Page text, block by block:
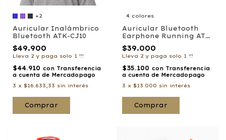
+2
Auricular Inalámbrico
Bluetooth ATK-CJ10
$49.900
Lleva 2 y paga solo 1 !!!
$44.910 con Transferencia
a cuenta de Mercadopago
3 x $16.633,33 sin interés
Comprar
4 colores
Auricular Bluetooth
Earphone Running ATK-
$39.000
Lleva 2 y paga solo 1 !!!
$35.100 con Transferencia
a cuenta de Mercadopago
3 x $13.000 sin interés
Comprar